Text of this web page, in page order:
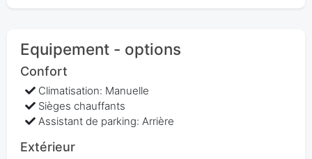
Equipement - options
Confort
Climatisation: Manuelle
Sièges chauffants
Assistant de parking: Arrière
Extérieur